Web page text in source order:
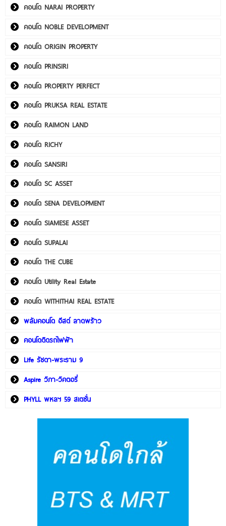
คอนโด NARAI PROPERTY
คอนโด NOBLE DEVELOPMENT
คอนโด ORIGIN PROPERTY
คอนโด PRINSIRI
คอนโด PROPERTY PERFECT
คอนโด PRUKSA REAL ESTATE
คอนโด RAIMON LAND
คอนโด RICHY
คอนโด SANSIRI
คอนโด SC ASSET
คอนโด SENA DEVELOPMENT
คอนโด SIAMESE ASSET
คอนโด SUPALAI
คอนโด THE CUBE
คอนโด Utility Real Estate
คอนโด WITHITHAI REAL ESTATE
พลัมคอนโด อีสต์ ลาดพร้าว
คอนโดติดรถไฟฟ้า
Life รัชดา-พระราม 9
Aspire วิภา-วิคตอรี่
PHYLL พหลฯ 59 สเตชั่น